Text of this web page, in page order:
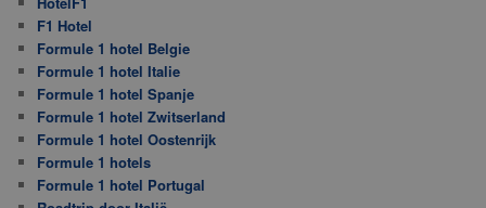
F1 Hotel
Formule 1 hotel Belgie
Formule 1 hotel Italie
Formule 1 hotel Spanje
Formule 1 hotel Zwitserland
Formule 1 hotel Oostenrijk
Formule 1 hotels
Formule 1 hotel Portugal